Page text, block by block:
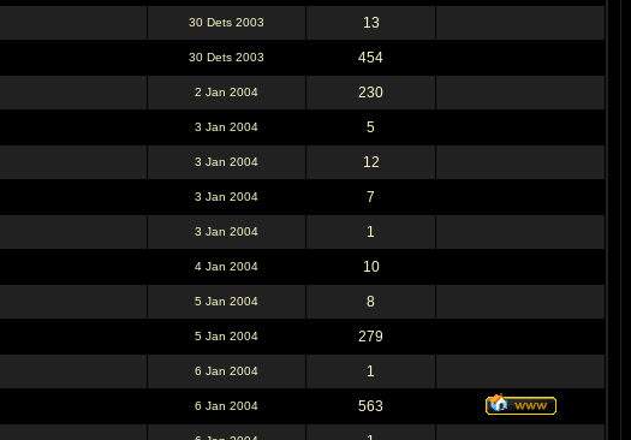
30 Dets 2003 13
30 Dets 2003 454
2 Jan 2004 230
3 Jan 2004 5
3 Jan 2004 12
3 Jan 2004 7
3 Jan 2004 1
4 Jan 2004 10
5 Jan 2004 8
5 Jan 2004 279
6 Jan 2004 1
6 Jan 2004 563